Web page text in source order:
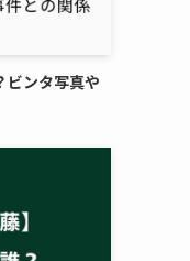
ビンタ写真や